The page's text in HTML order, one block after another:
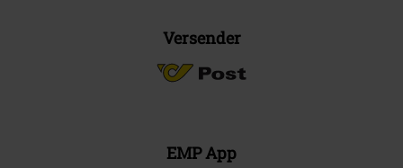
Versender
EMP App